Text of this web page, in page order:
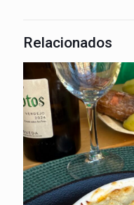
Relacionados